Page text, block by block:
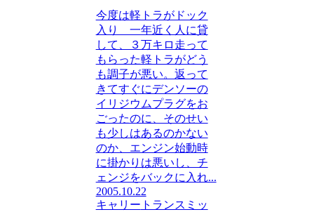
今度は軽トラがドック
入り 一年近く人に貸
して、３万キロ走って
もらった軽トラがどう
も調子が悪い。返って
きてすぐにデンソーの
イリジウムプラグをお
ごったのに、そのせい
も少しはあるのかない
のか、エンジン始動時
に掛かりは悪いし、チ
ェンジをバックに入れ...
2005.10.22
キャリー トランスミッ